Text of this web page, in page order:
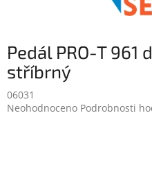
Pedál PRO-T
stříbrný
06031
Průměrné
Neohodnoceno Podrobnosti